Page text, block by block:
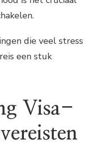
die veel stress
een stuk
Visa-